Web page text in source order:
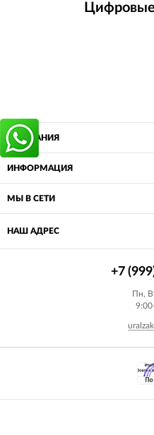
КОМПАНИЯ
ИНФОРМАЦИЯ
МЫ В СЕТИ
НАШ АДРЕС
+7
Пн,